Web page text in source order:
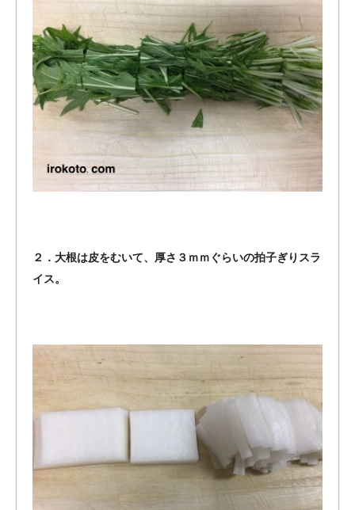
２．大根は皮をむいて、厚さ３ｍｍぐらいの拍子ぎりスラ
イス。